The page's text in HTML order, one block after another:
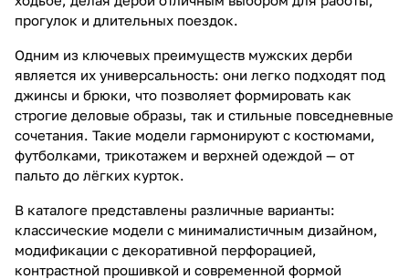
прогулок и длительных поездок.
Одним из ключевых преимуществ мужских дерби
является их универсальность: они легко подходят под
джинсы и брюки, что позволяет формировать как
строгие деловые образы, так и стильные повседневные
сочетания. Такие модели гармонируют с костюмами,
футболками, трикотажем и верхней одеждой — от
пальто до лёгких курток.
В каталоге представлены различные варианты:
классические модели с минималистичным дизайном,
модификации с декоративной перфорацией,
контрастной прошивкой и современной формой